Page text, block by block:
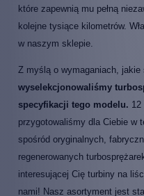
które zapewnią mu pełną
kolejne tysiące kilometrów.
w naszym sklepie.
Z myślą o wymaganiach, jakie
wyselekcjonowaliśmy
specyfikacji tego modelu. 12
przygotowaliśmy dla Ciebie w
spośród oryginalnych,
regenerowanych
interesującej Cię turbiny na
nami! Nasz asortyment jest